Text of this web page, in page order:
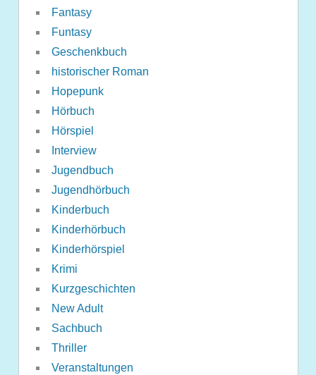
Fantasy
Funtasy
Geschenkbuch
historischer Roman
Hopepunk
Hörbuch
Hörspiel
Interview
Jugendbuch
Jugendhörbuch
Kinderbuch
Kinderhörbuch
Kinderhörspiel
Krimi
Kurzgeschichten
New Adult
Sachbuch
Thriller
Veranstaltungen